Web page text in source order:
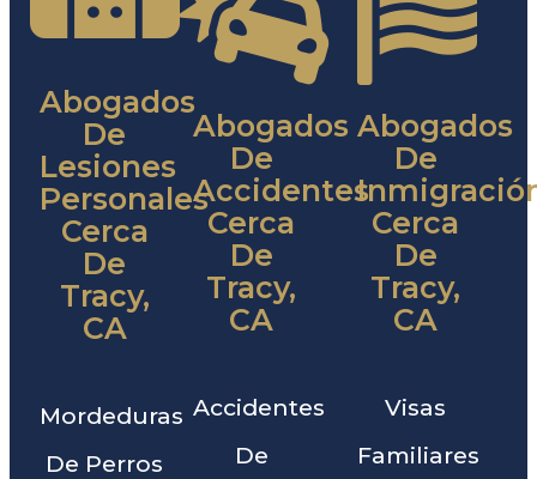
Abogados
De
Lesiones
Personales
Cerca
De
Tracy,
CA
Mordeduras
De Perros
Abogados
De
Accidentes
Cerca
De
Tracy,
CA
Accidentes
De
Abogados
De
Cerca
De
Tracy,
CA
Visas
Familiares